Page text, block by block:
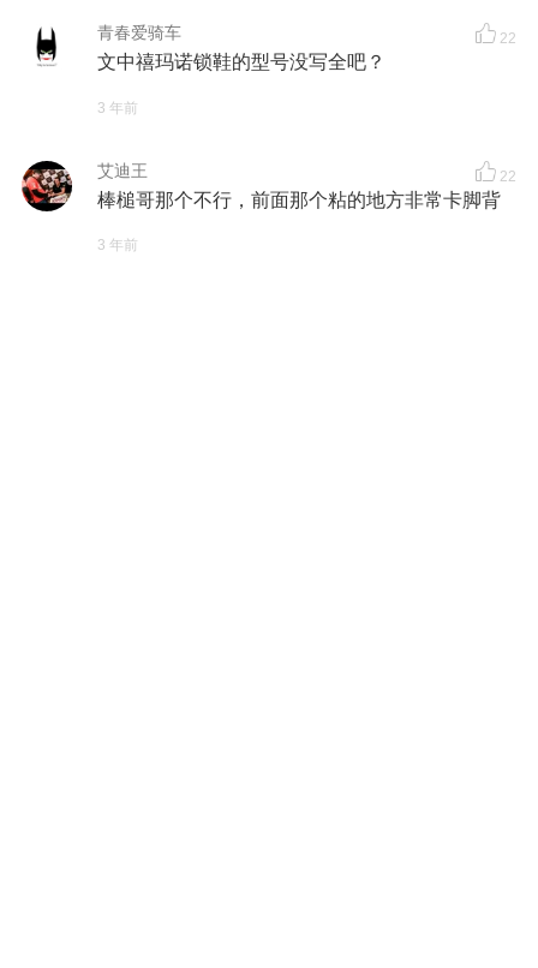
青春爱骑车 22
文中禧玛诺锁鞋的型号没写全吧？
3 年前
艾迪王 22
棒槌哥那个不行，前面那个粘的地方非常卡脚背
3 年前